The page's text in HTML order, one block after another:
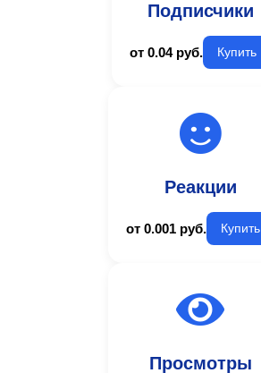
Подписчики
от 0.04 руб. Купить
Реакции
от 0.001 руб. Купить
Просмотры